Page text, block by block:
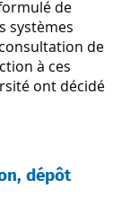
de
systèmes
de
à ces
ont décidé
dépôt